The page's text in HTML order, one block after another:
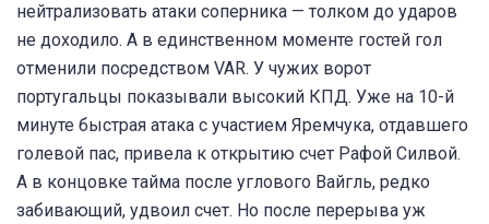
нейтрализовать атаки соперника — толком до ударов
не доходило. А в единственном моменте гостей гол
отменили посредством VAR. У чужих ворот
португальцы показывали высокий КПД. Уже на 10-й
минуте быстрая атака с участием Яремчука, отдавшего
голевой пас, привела к открытию счет Рафой Силвой.
А в концовке тайма после углового Вайгль, редко
забивающий, удвоил счет. Но после перерыва уж